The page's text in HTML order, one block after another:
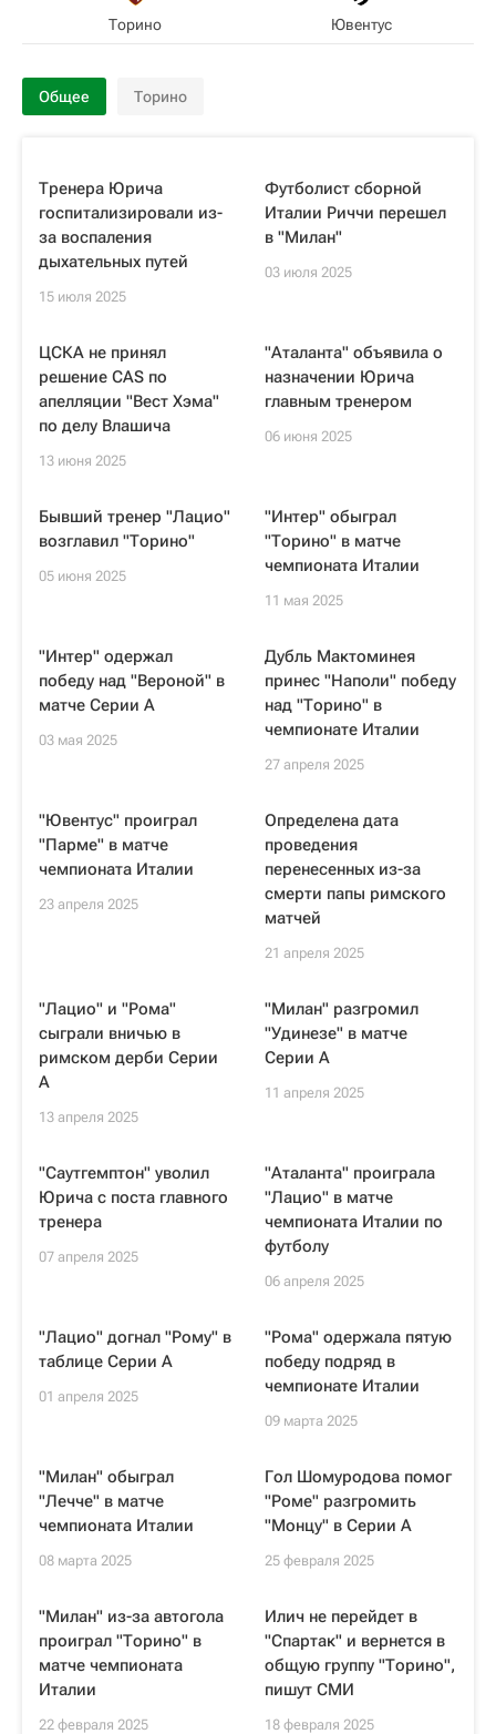
Торино Ювентус
Общее Торино
Тренера Юрича
госпитализировали из-
за воспаления
дыхательных путей
15 июля 2025
Футболист сборной
Италии Риччи перешел
в "Милан"
03 июля 2025
ЦСКА не принял
решение CAS по
апелляции "Вест Хэма"
по делу Влашича
13 июня 2025
"Аталанта" объявила о
назначении Юрича
главным тренером
06 июня 2025
Бывший тренер "Лацио"
возглавил "Торино"
05 июня 2025
"Интер" обыграл
"Торино" в матче
чемпионата Италии
11 мая 2025
"Интер" одержал
победу над "Вероной" в
матче Серии А
03 мая 2025
Дубль Мактоминея
принес "Наполи" победу
над "Торино" в
чемпионате Италии
27 апреля 2025
"Ювентус" проиграл
"Парме" в матче
чемпионата Италии
23 апреля 2025
Определена дата
проведения
перенесенных из-за
смерти папы римского
матчей
21 апреля 2025
"Лацио" и "Рома"
сыграли вничью в
римском дерби Серии
А
13 апреля 2025
"Милан" разгромил
"Удинезе" в матче
Серии А
11 апреля 2025
"Саутгемптон" уволил
Юрича с поста главного
тренера
07 апреля 2025
"Аталанта" проиграла
"Лацио" в матче
чемпионата Италии по
футболу
06 апреля 2025
"Лацио" догнал "Рому" в
таблице Серии А
01 апреля 2025
"Рома" одержала пятую
победу подряд в
чемпионате Италии
09 марта 2025
"Милан" обыграл
"Лечче" в матче
чемпионата Италии
08 марта 2025
Гол Шомуродова помог
"Роме" разгромить
"Монцу" в Серии А
25 февраля 2025
"Милан" из-за автогола
проиграл "Торино" в
матче чемпионата
Италии
22 февраля 2025
Илич не перейдет в
"Спартак" и вернется в
общую группу "Торино",
пишут СМИ
18 февраля 2025